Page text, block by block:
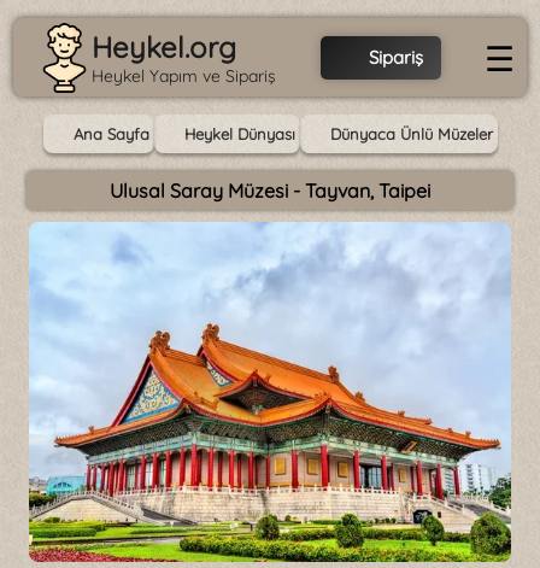
Heykel.org
Heykel Yapım ve Sipariş
Sipariş ☰
Ana Sayfa Heykel Dünyası Dünyaca Ünlü Müzeler
Ulusal Saray Müzesi - Tayvan, Taipei